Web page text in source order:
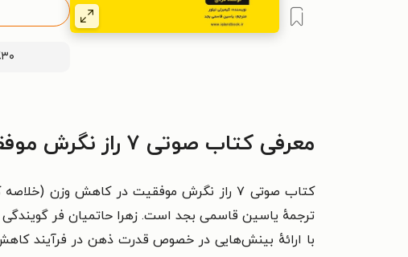
٪۳۰ تخفیف اولین
معرفی کتاب صوتی ۷ راز نگرش موفقیت در کاهش وزن (خلاصه کتاب)
ترجمهٔ یاسین قاسمی بجد است. زهرا حاتمیان فر
با ارائهٔ بینش‌هایی در خصوص قدرت ذهن در فرآیند کاهش